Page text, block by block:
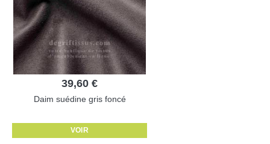
39,60 €
Daim suédine gris foncé
VOIR